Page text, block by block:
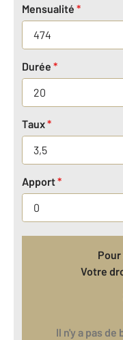
Mensualité *
Durée *
Taux*
Apport*
Votre
Il n'y a pas de bien correspondant à votre